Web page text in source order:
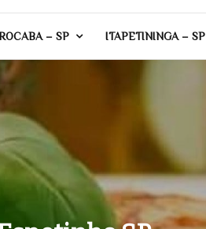
– SP ITAPETININGA – SP